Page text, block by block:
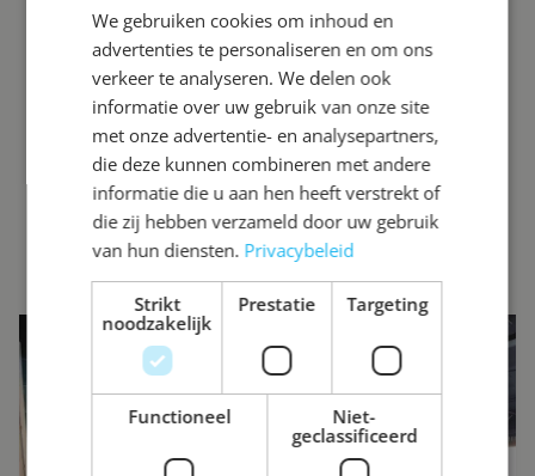
INTERESSE?LAAT UW GEGEVENS ACHTER EN
WE ZIEN U SNEL IN DE SHOWROOM!
Janine Vermaas
Verkoopadviseur
We gebruiken cookies om inhoud en
advertenties te personaliseren en om ons
verkeer te analyseren. We delen ook
informatie over uw gebruik van onze site
met onze advertentie- en analysepartners,
die deze kunnen combineren met andere
informatie die u aan hen heeft verstrekt of
die zij hebben verzameld door uw gebruik
van hun diensten. Privacybeleid
Strikt
noodzakelijk
Prestatie Targeting
Functioneel
Niet-
geclassificeerd